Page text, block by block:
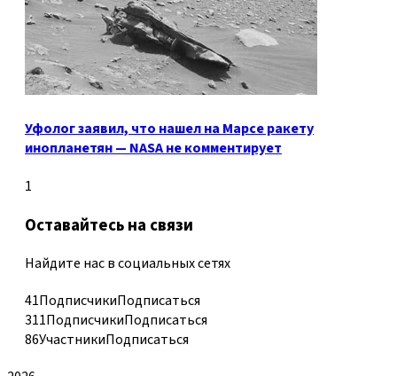
Уфолог заявил, что нашел на Марсе ракету
инопланетян — NASA не комментирует
1
Оставайтесь на связи
Найдите нас в социальных сетях
41ПодписчикиПодписаться
311ПодписчикиПодписаться
86УчастникиПодписаться